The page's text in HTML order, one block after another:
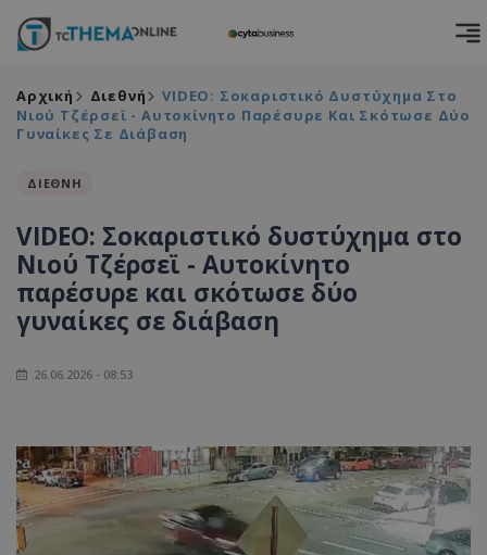
Αρχική Διεθνή
VIDEO: Σοκαριστικό Δυστύχημα Στο
Νιού Τζέρσεϊ - Αυτοκίνητο Παρέσυρε Και Σκότωσε Δύο
Γυναίκες Σε Διάβαση
ΔΙΕΘΝΗ
VIDEO: Σοκαριστικό δυστύχημα στο
Νιού Τζέρσεϊ - Αυτοκίνητο
παρέσυρε και σκότωσε δύο
γυναίκες σε διάβαση
26.06.2026 - 08:53